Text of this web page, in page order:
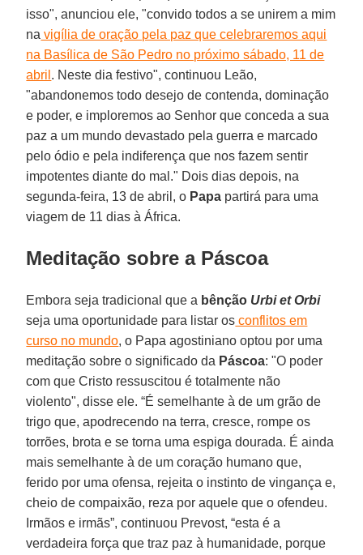
isso", anunciou ele, "convido todos a se unirem a mim
na vigília de oração pela paz que celebraremos aqui
na Basílica de São Pedro no próximo sábado, 11 de
abril . Neste dia festivo", continuou Leão,
"abandonemos todo desejo de contenda, dominação
e poder, e imploremos ao Senhor que conceda a sua
paz a um mundo devastado pela guerra e marcado
pelo ódio e pela indiferença que nos fazem sentir
impotentes diante do mal." Dois dias depois, na
segunda-feira, 13 de abril, o Papa partirá para uma
viagem de 11 dias à África.
Meditação sobre a Páscoa
Embora seja tradicional que a bênção Urbi et Orbi
seja uma oportunidade para listar os conflitos em
curso no mundo, o Papa agostiniano optou por uma
meditação sobre o significado da Páscoa: "O poder
com que Cristo ressuscitou é totalmente não
violento", disse ele. “É semelhante à de um grão de
trigo que, apodrecendo na terra, cresce, rompe os
torrões, brota e se torna uma espiga dourada. É ainda
mais semelhante à de um coração humano que,
ferido por uma ofensa, rejeita o instinto de vingança e,
cheio de compaixão, reza por aquele que o ofendeu.
Irmãos e irmãs”, continuou Prevost, “esta é a
verdadeira força que traz paz à humanidade, porque